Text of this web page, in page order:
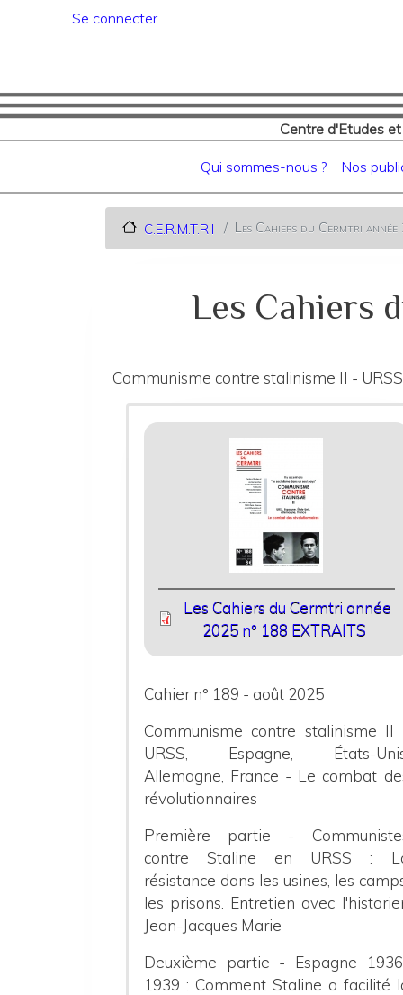
Menu du compte de
Se connecter
Centre d'Etudes
Navigation principale
Qui sommes-nous ? Nos
C.E.R.M.T.R.I Les Cahiers du Cermtri
Les Cahiers
Communisme contre stalinisme II -
Les Cahiers du Cermtri année
2025 n° 188 EXTRAITS
Cahier n° 189 - août 2025
Communisme contre stalinisme II
URSS, Espagne, États-
Allemagne, France - Le combat
révolutionnaires
Première partie -
contre Staline en URSS :
résistance dans les usines, les
les prisons. Entretien avec
Jean-Jacques Marie
Deuxième partie - Espagne
1939 : Comment Staline a facilité